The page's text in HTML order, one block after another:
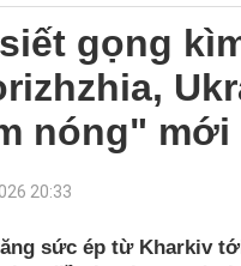
gọng
nóng" mới
20:33
sức ép từ Kharkiv